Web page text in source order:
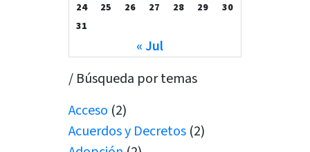
24
25 26 27 28 29
30
31
« Jul
/ Búsqueda por temas
Acceso (2)
Acuerdos y Decretos (2)